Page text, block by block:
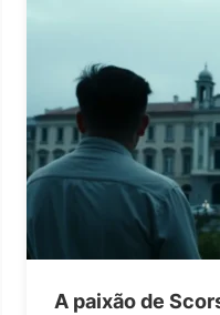
A paixão de